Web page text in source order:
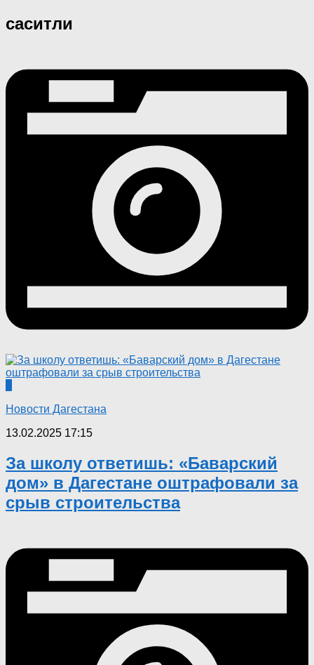
саситли
Новости Дагестана
13.02.2025 17:15
За школу ответишь: «Баварский
дом» в Дагестане оштрафовали за
срыв строительства